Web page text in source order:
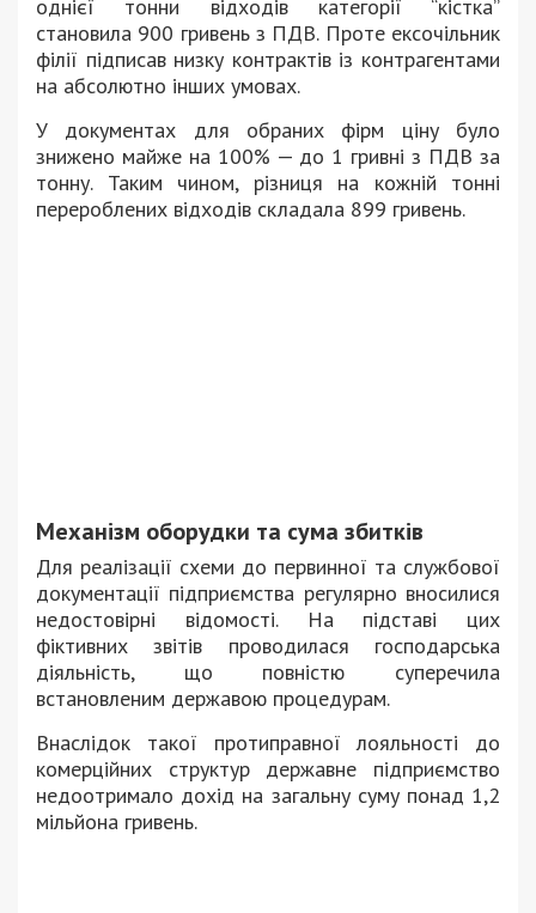
однієї тонни відходів категорії “кістка”
становила 900 гривень з ПДВ. Проте ексочільник
філії підписав низку контрактів із контрагентами
на абсолютно інших умовах.
У документах для обраних фірм ціну було
знижено майже на 100% — до 1 гривні з ПДВ за
тонну. Таким чином, різниця на кожній тонні
перероблених відходів складала 899 гривень.
Механізм оборудки та сума збитків
Для реалізації схеми до первинної та службової
документації підприємства регулярно вносилися
недостовірні відомості. На підставі цих
фіктивних звітів проводилася господарська
діяльність, що повністю суперечила
встановленим державою процедурам.
Внаслідок такої протиправної лояльності до
комерційних структур державне підприємство
недоотримало дохід на загальну суму понад 1,2
мільйона гривень.